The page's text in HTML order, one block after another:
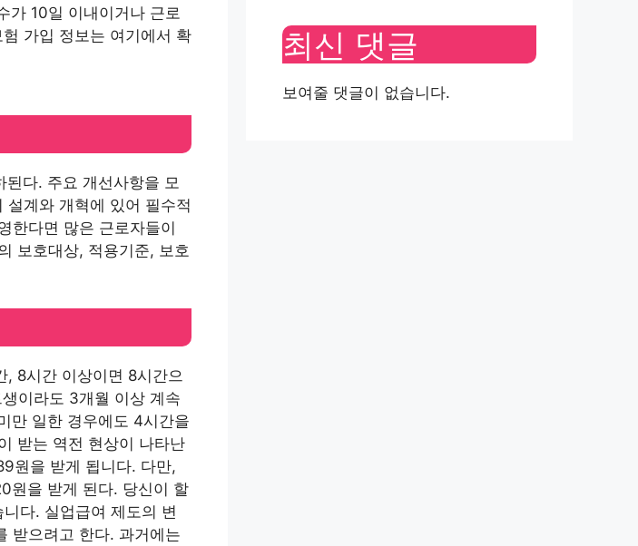
가 10일 이내이거나 근로
가입 정보는 여기에서 확
다. 주요 개선사항을 모
계와 개혁에 있어 필수적
한다면 많은 근로자들이
보호대상, 적용기준, 보호
, 8시간 이상이면 8시간으
이라도 3개월 이상 계속
만 일한 경우에도 4시간을
받는 역전 현상이 나타난
원을 받게 됩니다. 다만,
원을 받게 된다. 당신이 할
다. 실업급여 제도의 변
받으려고 한다. 과거에는
최신 댓글
보여줄 댓글이 없습니다.